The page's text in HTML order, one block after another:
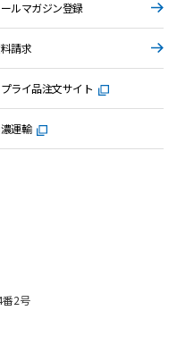
番2号
ールマガジン登録
請求
ライ品注文サイト
運輸